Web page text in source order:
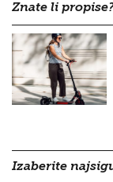
Znate li
Izaberite